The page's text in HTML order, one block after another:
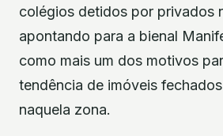
colégios detidos por privados
apontando para a bienal
como mais um dos motivos
tendência de imóveis
naquela zona.